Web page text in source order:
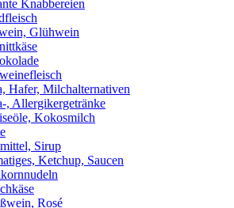
Knabbereien
Glühwein
Hafer, Milchalternativen
, Allergikergetränke
Kokosmilch
Sirup
Ketchup, Saucen
Rosé